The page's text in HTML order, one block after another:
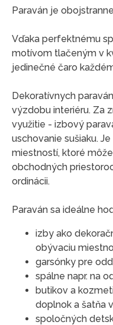
Paraván je
Vďaka perfektnému
motívom tlačeným v
jedinečné čaro
Dekoratívnych
výzdobu interiéru. Za
využitie - izbový
uschovanie sušiaku.
miestností, ktoré
obchodných
ordinácii.
Paraván sa ideálne
izby ako
obývaciu
garsónky pre
spálne napr. na
butikov a
doplnok a šatňa
spoločných